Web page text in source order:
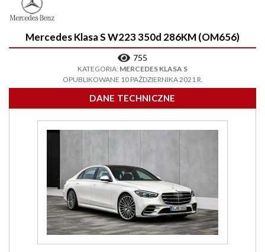
Mercedes Klasa S W223 350d 286KM (OM656)
755
KATEGORIA: MERCEDES KLASA S
OPUBLIKOWANE 10 PAŹDZIERNIKA 2021 R.
DANE TECHNICZNE